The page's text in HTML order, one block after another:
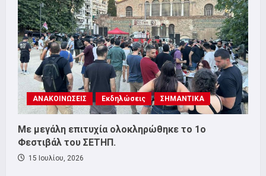
ΑΝΑΚΟΙΝΩΣΕΙΣ Εκδηλώσεις ΣΗΜΑΝΤΙΚΑ
Με μεγάλη επιτυχία ολοκληρώθηκε το 1ο
Φεστιβάλ του ΣΕΤΗΠ.
15 Ιουλίου, 2026